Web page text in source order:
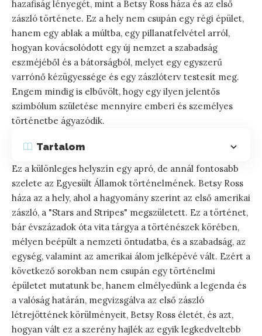
hazafiság lényegét, mint a Betsy Ross háza és az első
zászló története. Ez a hely nem csupán egy régi épület,
hanem egy ablak a múltba, egy pillanatfelvétel arról,
hogyan kovácsolódott egy új nemzet a szabadság
eszméjéből és a bátorságból, melyet egy egyszerű
varrónő kézügyessége és egy zászlóterv testesít meg.
Engem mindig is elbűvölt, hogy egy ilyen jelentős
szimbólum születése mennyire emberi és személyes
történetbe ágyazódik.
Tartalom
Ez a különleges helyszín egy apró, de annál fontosabb
szelete az Egyesült Államok történelmének. Betsy Ross
háza az a hely, ahol a hagyomány szerint az első amerikai
zászló, a "Stars and Stripes" megszületett. Ez a történet,
bár évszázadok óta vita tárgya a történészek körében,
mélyen beépült a nemzeti öntudatba, és a szabadság, az
egység, valamint az amerikai álom jelképévé vált. Ezért a
következő sorokban nem csupán egy történelmi
épületet mutatunk be, hanem elmélyedünk a legenda és
a valóság határán, megvizsgálva az első zászló
létrejöttének körülményeit, Betsy Ross életét, és azt,
hogyan vált ez a szerény hajlék az egyik legkedveltebb